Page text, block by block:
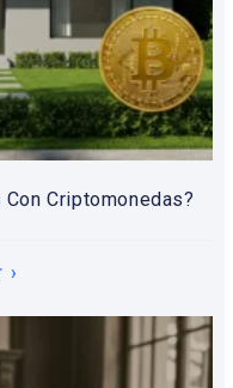
Criptomonedas?